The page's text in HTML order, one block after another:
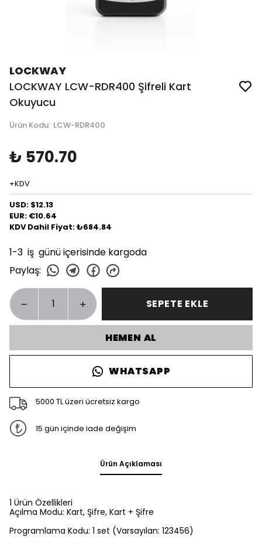
LOCKWAY
LOCKWAY LCW-RDR400 Şifreli Kart
Okuyucu
Ürün Kodu: LCW-RDR400
₺ 570.70
+KDV
USD: $12.13
EUR: €10.64
KDV Dahil Fiyat: ₺684.84
1-3 iş günü içerisinde kargoda
Paylaş:
SEPETE EKLE
HEMEN AL
WHATSAPP
5000 TL üzeri ücretsiz kargo
15 gün içinde iade değişim
Ürün Açıklaması
1 Ürün Özellikleri
Açılma Modu: Kart, Şifre, Kart + Şifre
Programlama Kodu: 1 set (Varsayılan: 123456)